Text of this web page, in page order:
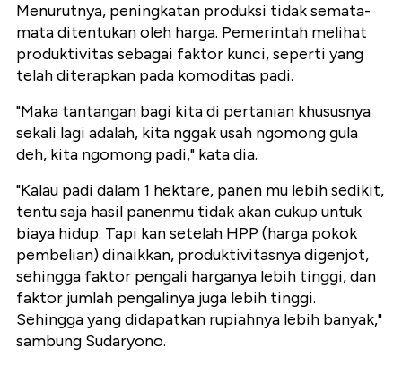
Menurutnya, peningkatan produksi tidak semata-
mata ditentukan oleh harga. Pemerintah melihat
produktivitas sebagai faktor kunci, seperti yang
telah diterapkan pada komoditas padi.
"Maka tantangan bagi kita di pertanian khususnya
sekali lagi adalah, kita nggak usah ngomong gula
deh, kita ngomong padi," kata dia.
"Kalau padi dalam 1 hektare, panen mu lebih sedikit,
tentu saja hasil panenmu tidak akan cukup untuk
biaya hidup. Tapi kan setelah HPP (harga pokok
pembelian) dinaikkan, produktivitasnya digenjot,
sehingga faktor pengali harganya lebih tinggi, dan
faktor jumlah pengalinya juga lebih tinggi.
Sehingga yang didapatkan rupiahnya lebih banyak,"
sambung Sudaryono.